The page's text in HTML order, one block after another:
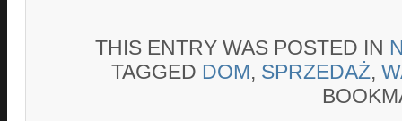
THIS ENTRY WAS POSTED IN
TAGGED DOM, SPRZEDAŻ,